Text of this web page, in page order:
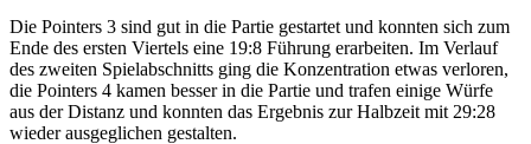
Die Pointers 3 sind gut in die Partie gestartet und konnten sich zum
Ende des ersten Viertels eine 19:8 Führung erarbeiten. Im Verlauf
des zweiten Spielabschnitts ging die Konzentration etwas verloren,
die Pointers 4 kamen besser in die Partie und trafen einige Würfe
aus der Distanz und konnten das Ergebnis zur Halbzeit mit 29:28
wieder ausgeglichen gestalten.